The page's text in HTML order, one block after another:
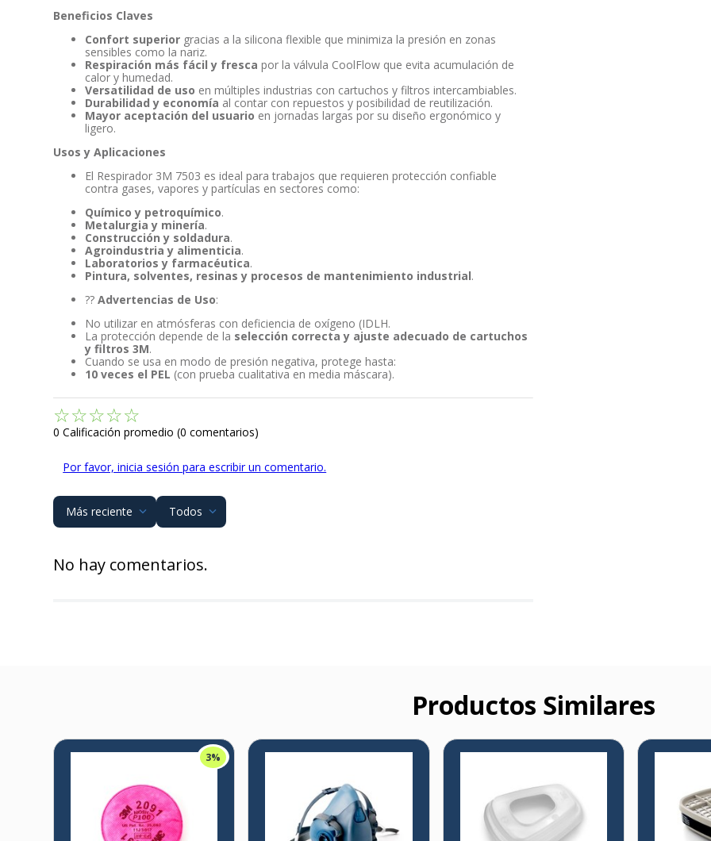
Beneficios Claves
Confort superior gracias a la silicona flexible que minimiza la presión en zonas
sensibles como la nariz.
Respiración más fácil y fresca por la válvula CoolFlow que evita acumulación de
calor y humedad.
Versatilidad de uso en múltiples industrias con cartuchos y filtros intercambiables.
Durabilidad y economía al contar con repuestos y posibilidad de reutilización.
Mayor aceptación del usuario en jornadas largas por su diseño ergonómico y
ligero.
Usos y Aplicaciones
El Respirador 3M 7503 es ideal para trabajos que requieren protección confiable
contra gases, vapores y partículas en sectores como:
Químico y petroquímico.
Metalurgia y minería.
Construcción y soldadura.
Agroindustria y alimenticia.
Laboratorios y farmacéutica.
Pintura, solventes, resinas y procesos de mantenimiento industrial.
??Advertencias de Uso:
No utilizar en atmósferas con deficiencia de oxígeno (IDLH.
La protección depende de la selección correcta y ajuste adecuado de cartuchos
y filtros 3M.
Cuando se usa en modo de presión negativa, protege hasta:
10 veces el PEL (con prueba cualitativa en media máscara).
☆☆☆☆☆
0 Calificación promedio (0 comentarios)
Por favor, inicia sesión para escribir un comentario.
Más reciente Todos
No hay comentarios.
Productos Similares
3%